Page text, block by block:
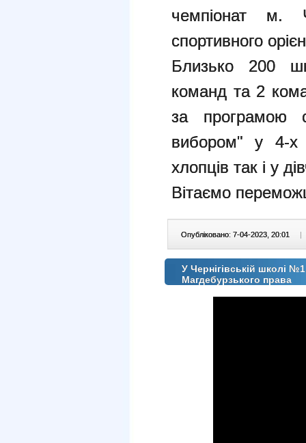
чемпіонат м.
спортивного
Близько 200
команд та 2
за програмою
вибором" у 4-х
хлопців так і у
Вітаємо
Опубліковано: 7-04-2023, 20:01 |
У Чернігівській школі
Магдебурзького права